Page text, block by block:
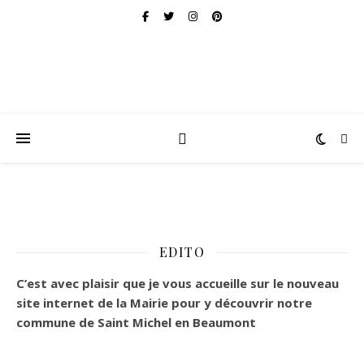
EDITO
C’est avec plaisir que je vous accueille sur le nouveau
site internet de la Mairie pour y découvrir notre
commune de Saint Michel en Beaumont